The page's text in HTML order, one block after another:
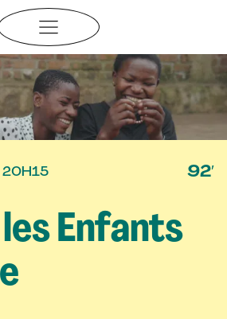
20H15 92′
Enfants